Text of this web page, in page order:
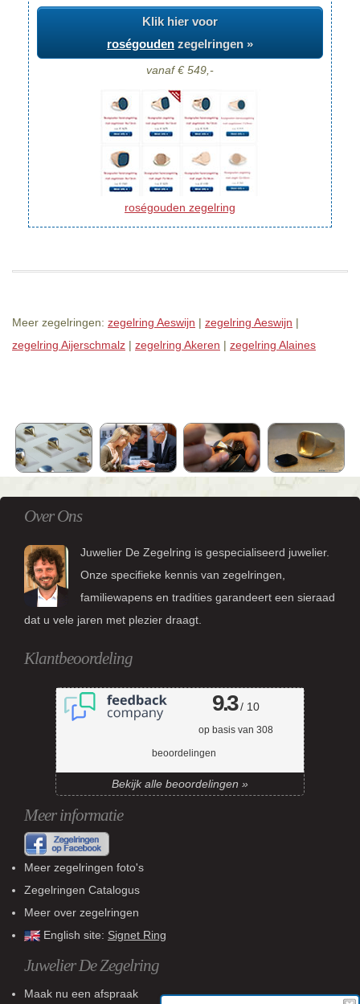
Klik hier voor
roségouden zegelringen »
vanaf € 549,-
roségouden zegelring
Meer zegelringen: zegelring Aeswijn | zegelring Aeswijn |
zegelring Aijerschmalz | zegelring Akeren | zegelring Alaines
Over Ons
Juwelier De Zegelring is gespecialiseerd juwelier.
Onze specifieke kennis van zegelringen,
familiewapens en tradities garandeert een sieraad
dat u vele jaren met plezier draagt.
Klantbeoordeling
9.3/ 10
op basis van 308
beoordelingen
Bekijk alle beoordelingen »
Meer informatie
Meer zegelringen foto's
Zegelringen Catalogus
Meer over zegelringen
English site: Signet Ring
Juwelier De Zegelring
Maak nu een afspraak